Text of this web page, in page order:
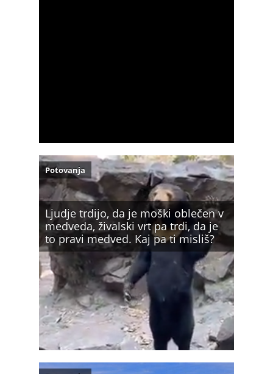
Ljudje trdijo, da je moški oblečen v
medveda, živalski vrt pa trdi, da je
to pravi medved. Kaj pa ti misliš?
Potovanja